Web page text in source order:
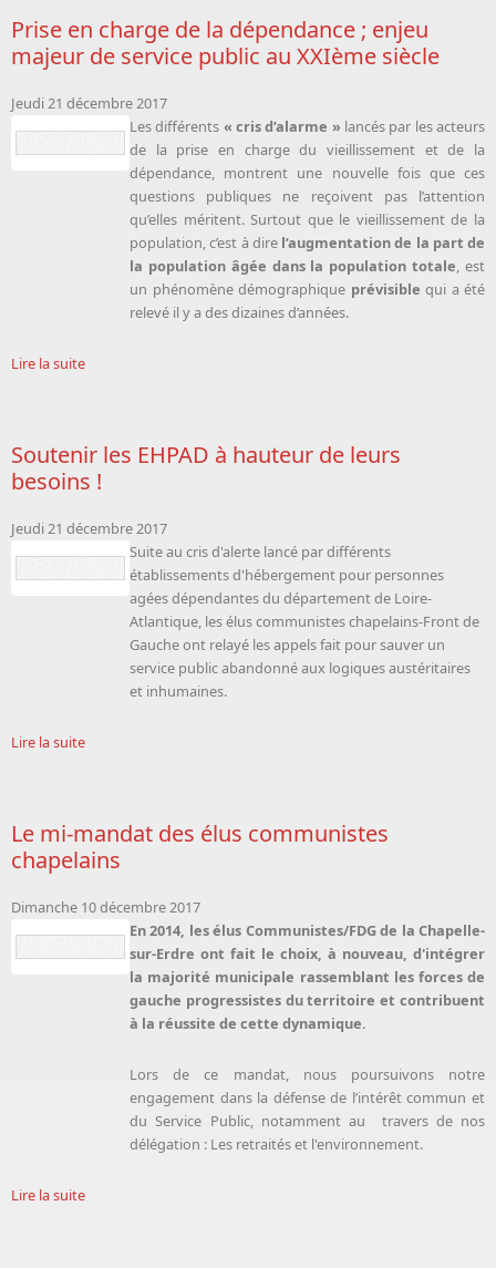
Prise en charge de la dépendance ; enjeu
majeur de service public au XXIème siècle
Jeudi 21 décembre 2017
Les différents « cris d’alarme »lancés par les acteurs
de la prise en charge du vieillissement et de la
dépendance, montrent une nouvelle fois que ces
questions publiques ne reçoivent pas l’attention
qu’elles méritent. Surtout que le vieillissement de la
population, c’est à dire l’augmentation de la part de
la population âgée dans la population totale, est
un phénomène démographique prévisible qui a été
relevé il y a des dizaines d’années.
Lire la suite
Soutenir les EHPAD à hauteur de leurs
besoins !
Jeudi 21 décembre 2017
Suite au cris d'alerte lancé par différents
établissements d'hébergement pour personnes
agées dépendantes du département de Loire-
Atlantique, les élus communistes chapelains-Front de
Gauche ont relayé les appels fait pour sauver un
service public abandonné aux logiques austéritaires
et inhumaines.
Lire la suite
Le mi-mandat des élus communistes
chapelains
Dimanche 10 décembre 2017
En 2014, les élus Communistes/FDG de la Chapelle-
sur-Erdre ont fait le choix, à nouveau, d'intégrer
la majorité municipale rassemblant les forces de
gauche progressistes du territoire et contribuent
à la réussite de cette dynamique.
Lors de ce mandat, nous poursuivons notre
engagement dans la défense de l’intérêt commun et
du Service Public, notamment au travers de nos
délégation : Les retraités et l'environnement.
Lire la suite